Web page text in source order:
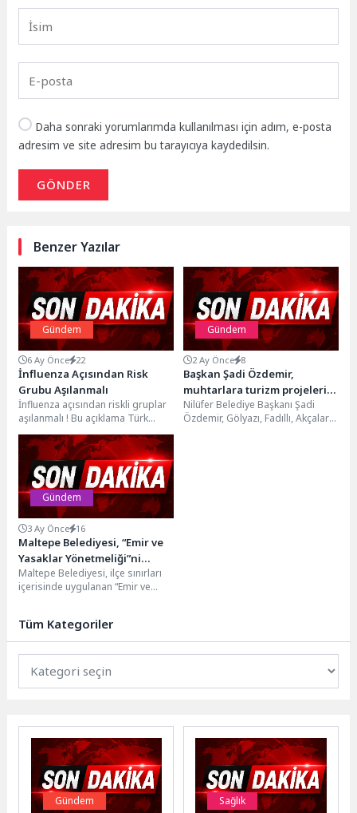
Daha sonraki yorumlarımda kullanılması için adım, e-posta
adresim ve site adresim bu tarayıcıya kaydedilsin.
GÖNDER
Benzer Yazılar
Gündem
6 Ay Önce 22
İnfluenza Açısından Risk
Grubu Aşılanmalı
İnfluenza açısından riskli gruplar
aşılanmalı ! Bu açıklama Türk
Toraks Derneği Solunum Sistemi
Enfeksiyonları Çalışma...
Gündem
2 Ay Önce 8
Başkan Şadi Özdemir,
muhtarlara turizm projelerini
anlattı
Nilüfer Belediye Başkanı Şadi
Özdemir, Gölyazı, Fadıllı, Akçalar
Gündem
3 Ay Önce 16
Maltepe Belediyesi, “Emir ve
Yasaklar Yönetmeliği”ni
katılımcı bir anlayışla
yeniliyor
Maltepe Belediyesi, ilçe sınırları
içerisinde uygulanan “Emir ve
Tüm Kategoriler
Gündem Sağlık